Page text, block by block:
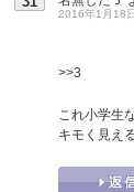
2016年1月18
>>3
これ小学生
キモく見える